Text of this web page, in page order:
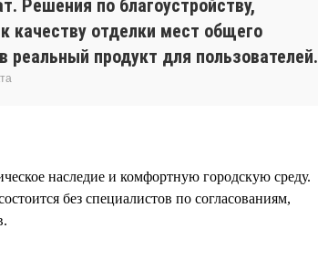
Решения по благоустройству,
качеству отделки мест общего
реальный продукт для пользователей.
наследие и комфортную городскую среду.
без специалистов по согласованиям,